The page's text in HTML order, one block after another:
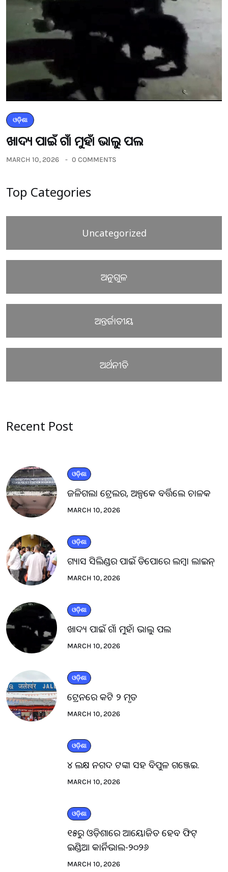
ଓଡ଼ିଶା
ଖାଦ୍ୟ ପାଇଁ ଗାଁ ମୁହାଁ ଭାଲୁ ପଲ
MARCH 10, 2026 0 COMMENTS
Top Categories
Uncategorized
ଅନୁଗୁଳ
ଅନ୍ତର୍ଜାତୀୟ
ଅର୍ଥନୀତି
Recent Post
ଓଡ଼ିଶା
ଜଳିଗଲା ଟ୍ରେଲର, ଅଳ୍ପକେ ବର୍ତ୍ତିଲେ ଚାଳକ
MARCH 10, 2026
ଓଡ଼ିଶା
ଗ୍ୟାସ ସିଲିଣ୍ଡର ପାଇଁ ଡିପୋରେ ଲମ୍ବା ଲାଇନ୍
MARCH 10, 2026
ଓଡ଼ିଶା
ଖାଦ୍ୟ ପାଇଁ ଗାଁ ମୁହାଁ ଭାଲୁ ପଲ
MARCH 10, 2026
ଓଡ଼ିଶା
ଟ୍ରେନରେ କଟି ୨ ମୃତ
MARCH 10, 2026
ଓଡ଼ିଶା
୪ ଲକ୍ଷ ନଗଦ ଟଙ୍କା ସହ ବିପୁଳ ଗଞ୍ଜେଇ.
MARCH 10, 2026
ଓଡ଼ିଶା
୧୫ରୁ ଓଡ଼ିଶାରେ ଆୟୋଜିତ ହେବ ଫିଟ୍
ଇଣ୍ଡିଆ କାର୍ନିଭାଲ-୨୦୨୬
MARCH 10, 2026